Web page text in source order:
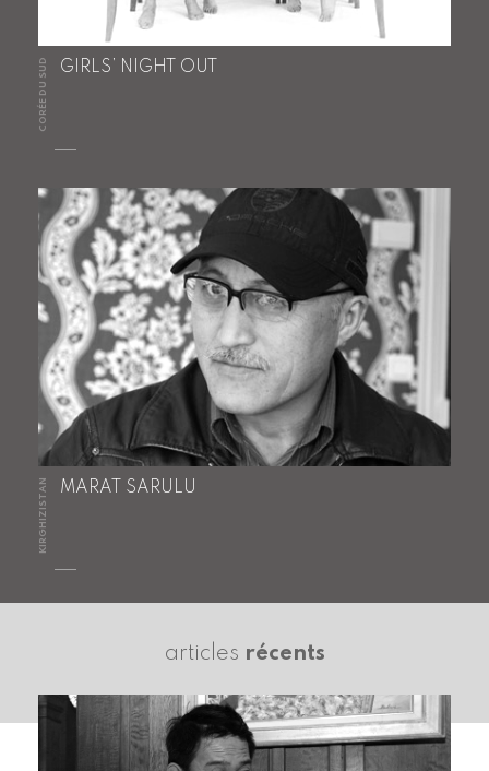
CORÉE DU SUD GIRLS’ NIGHT OUT
KIRGHIZISTAN MARAT SARULU
articles récents